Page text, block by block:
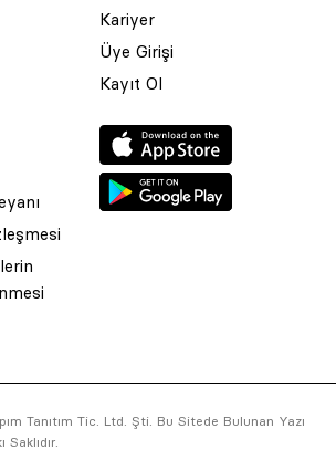
Kariyer
Üye Girişi
Kayıt Ol
Tanıtım Tic. Ltd. Şti. Bu Sitede Bulunan Yazı
Tanıtım Tic. Ltd. Şti. Bu Sitede Bulunan
Agencytarafından tasarlanmış ve